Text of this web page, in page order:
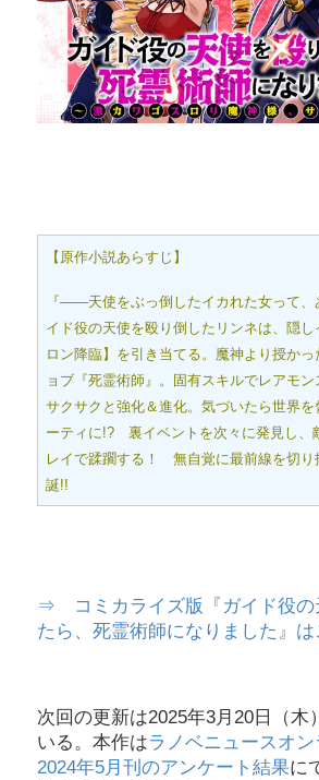
【原作小説あらすじ】
『――天使をぶっ倒したイカれた女って
イド役の天使を殴り倒したリンネは、隠
ロン降臨】を引き当てる。魔神より授か
ョブ『死霊術師』。固有スキルでレアモン
サクサクと強化＆進化。気づいたら世界
ーティに!? 裏イベントを次々に発見し、
レイで蹂躙する！ 無自覚に最前線を切り
誕!!
⇒ コミカライズ版『ガイド役の
たら、死霊術師になりました』は
次回の更新は2025年3月20日（木
いる。本作はラノベニュースオ
2024年5月刊のアンケート結果に